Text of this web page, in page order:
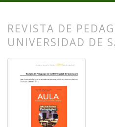
REVISTA DE
UNIVERSIDAD DE